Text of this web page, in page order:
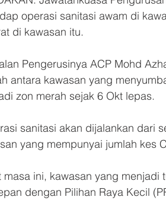
operasi sanitasi awam di
di kawasan itu.
Pengerusinya ACP Mohd
antara kawasan yang
zon merah sejak 6 Okt lepas.
sanitasi akan dijalankan dari
yang mempunyai jumlah kes
masa ini, kawasan yang
dengan Pilihan Raya Kecil